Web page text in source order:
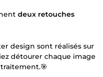
deux retouches
design sont réalisés sur
détourer chaque image